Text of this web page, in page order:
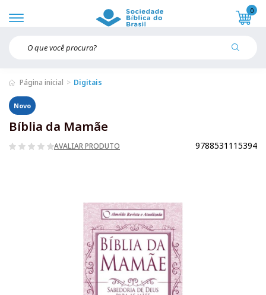
0
Página inicial Digitais
Novo
Bíblia da Mamãe
AVALIAR PRODUTO 9788531115394